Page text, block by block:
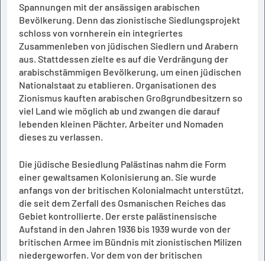
Spannungen mit der ansässigen arabischen
Bevölkerung. Denn das zionistische Siedlungsprojekt
schloss von vornherein ein integriertes
Zusammenleben von jüdischen Siedlern und Arabern
aus. Stattdessen zielte es auf die Verdrängung der
arabischstämmigen Bevölkerung, um einen jüdischen
Nationalstaat zu etablieren. Organisationen des
Zionismus kauften arabischen Großgrundbesitzern so
viel Land wie möglich ab und zwangen die darauf
lebenden kleinen Pächter, Arbeiter und Nomaden
dieses zu verlassen.
Die jüdische Besiedlung Palästinas nahm die Form
einer gewaltsamen Kolonisierung an. Sie wurde
anfangs von der britischen Kolonialmacht unterstützt,
die seit dem Zerfall des Osmanischen Reiches das
Gebiet kontrollierte. Der erste palästinensische
Aufstand in den Jahren 1936 bis 1939 wurde von der
britischen Armee im Bündnis mit zionistischen Milizen
niedergeworfen. Vor dem von der britischen